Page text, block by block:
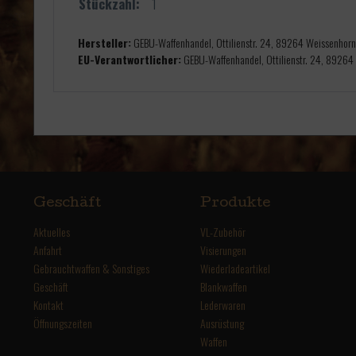
Hersteller: GEBU-Waffenhandel, Ottilienstr. 24, 89264
EU-Verantwortlicher: GEBU-Waffenhandel, Ottilienstr. 24,
Geschäft
Aktuelles
Anfahrt
Gebrauchtwaffen & Sonstiges
Geschäft
Kontakt
Öffnungszeiten
Produkte
VL-Zubehör
Visierungen
Wiederladeartikel
Blankwaffen
Lederwaren
Ausrüstung
Waffen